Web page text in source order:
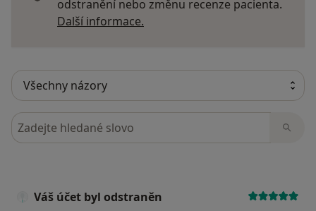
odstranění nebo změnu recenze pacienta.
Další informace.
Hledejte v názorech
Váš účet byl odstraněn